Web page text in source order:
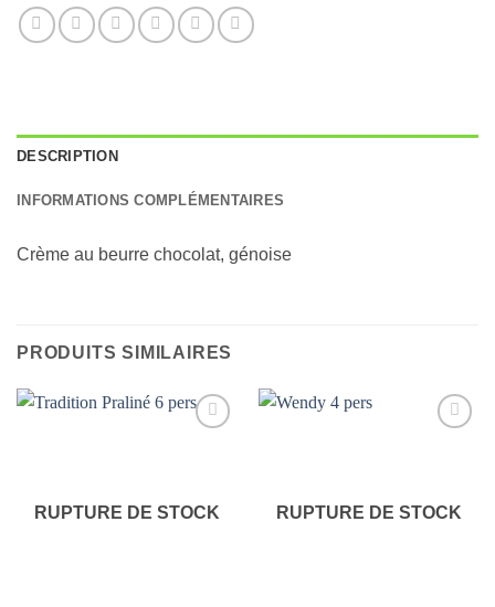
DESCRIPTION
INFORMATIONS COMPLÉMENTAIRES
Crème au beurre chocolat, génoise
PRODUITS SIMILAIRES
RUPTURE DE STOCK RUPTURE DE STOCK